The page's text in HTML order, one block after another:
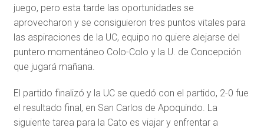
juego, pero esta tarde las oportunidades se
aprovecharon y se consiguieron tres puntos vitales para
las aspiraciones de la UC, equipo no quiere alejarse del
puntero momentáneo Colo-Colo y la U. de Concepción
que jugará mañana.
El partido finalizó y la UC se quedó con el partido, 2-0 fue
el resultado final, en San Carlos de Apoquindo. La
siguiente tarea para la Cato es viajar y enfrentar a